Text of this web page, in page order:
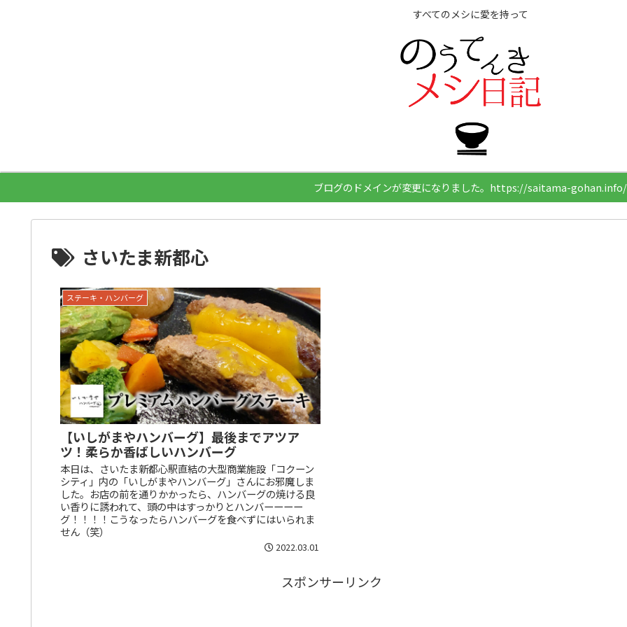
すべてのメシに愛を持って
ブログのドメインが変更になりました。https://saitama-gohan.info/
さいたま新都心
ステーキ・ハンバーグ
【いしがまやハンバーグ】最後までアツア
ツ！柔らか香ばしいハンバーグ
本日は、さいたま新都心駅直結の大型商業施設「コクーン
シティ」内の「いしがまやハンバーグ」さんにお邪魔しま
した。お店の前を通りかかったら、ハンバーグの焼ける良
い香りに誘われて、頭の中はすっかりとハンバーーーー
グ！！！！こうなったらハンバーグを食べずにはいられま
せん（笑）
2022.03.01
スポンサーリンク